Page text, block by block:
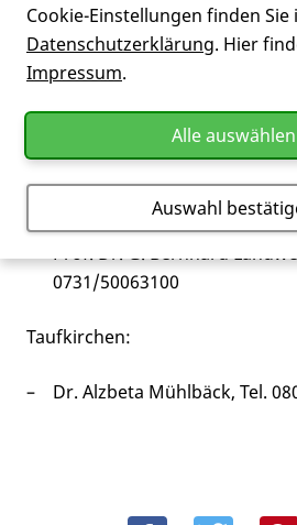
Bochum:
Prof. Dr. Carsten Saft, Tel.
Dr. med. E. Petrasch-Parwez,
Prof. Dr. G. Bernhard
0731/50063100
Taufkirchen:
Dr. Alzbeta Mühlbäck, Tel.
Cookie-Einstellungen finden
Datenschutzerklärung. Hier
Impressum.
Alle auswählen
Auswahl